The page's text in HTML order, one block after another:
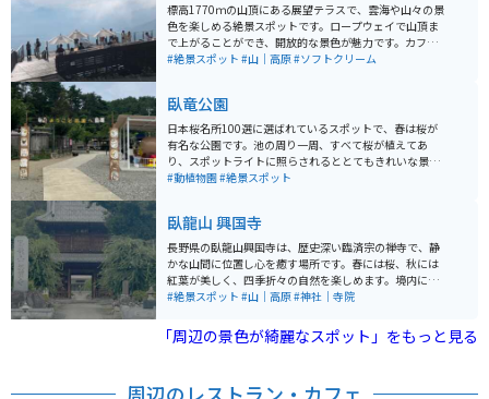
標高1770ｍの山頂にある展望テラスで、雲海や山々の景
色を楽しめる絶景スポットです。ロープウェイで山頂ま
で上がることができ、開放的な景色が魅力です。カフェ
も併設されており、ゆっくり過ごすことができます。 注
#絶景スポット #山｜高原#ソフトクリーム
臥竜公園
日本桜名所100選に選ばれているスポットで、春は桜が
有名な公園です。池の周り一周、すべて桜が植えてあ
り、スポットライトに照らされるととてもきれいな景色
が見られます。また、動物園が隣にあり、昔有名だった
#動植物園#絶景スポット
臥龍山 興国寺
長野県の臥龍山興国寺は、歴史深い臨済宗の禅寺で、静
かな山間に位置し心を癒す場所です。春には桜、秋には
紅葉が美しく、四季折々の自然を楽しめます。境内には
国重要文化財の本堂や鐘楼があり、歴史好きや写真愛好
道がツーリングに適しており、爽快な走行が楽しめま
す。駐車場も完備されているため安心です。近隣には温
ておすすめします。
#絶景スポット #山｜高原#神社｜寺院
「周辺の景色が綺麗なスポット」をもっと見る